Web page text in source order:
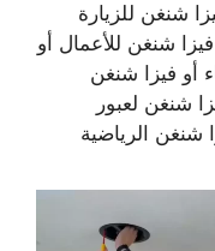
شنغن للزيارة
شنغن للأعمال أو
أو فيزا شنغن
شنغن لعبور
شنغن الرياضية